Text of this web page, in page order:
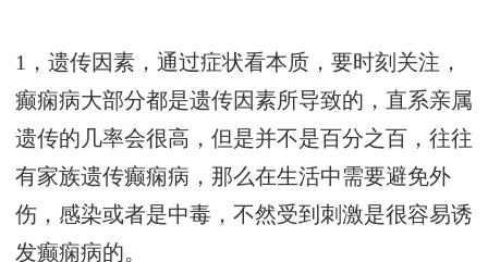
1，遗传因素，通过症状看本质，要时刻关注，
癫痫病大部分都是遗传因素所导致的，直系亲属
遗传的几率会很高，但是并不是百分之百，往往
有家族遗传癫痫病，那么在生活中需要避免外
伤，感染或者是中毒，不然受到刺激是很容易诱
发癫痫病的。